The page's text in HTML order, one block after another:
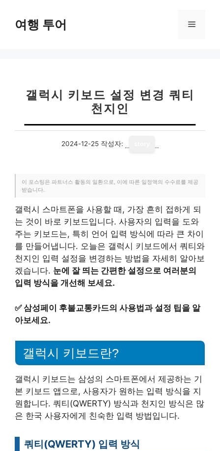
여행 투어 메
갤럭시 키보드 설정 변경 쿼티
천지인
2024-12-25 작성자:
이 포스팅은 파트너스 활동의 일환으로, 이에 따른 일정액의 수수료를 제공
받습니다.
갤럭시 스마트폰을 사용할 때, 가장 흔히 접하게 되
는 것이 바로 키보드입니다. 사용자의 입력을 도와
주는 키보드는, 특히 언어 입력 방식에 따라 큰 차이
를 만들어냅니다. 오늘은 갤럭시 키보드에서 쿼티와
천지인 입력 설정을 변경하는 방법을 자세히 알아보
겠습니다. 눈에 잘 띄는 간편한 설정으로 여러분의
입력 방식을 개선해 보세요.
✅삼성페이 후불교통카드의 사용법과 설정 팁을 알
아보세요.
갤럭시 키보드란?
갤럭시 키보드는 삼성의 스마트폰에서 제공하는 기
본 키보드 앱으로, 사용자가 원하는 입력 방식을 지
원합니다. 쿼티(QWERTY) 방식과 천지인 방식은 많
은 한국 사용자에게 친숙한 입력 방법입니다.
쿼티(QWERTY) 입력 방식